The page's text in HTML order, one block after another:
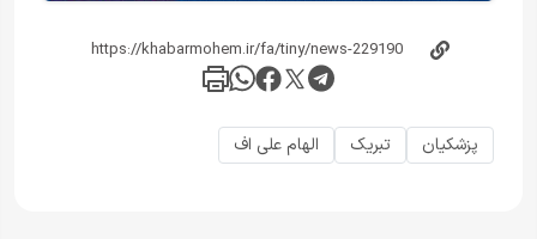
پزشکیان تبریک الهام علی اف